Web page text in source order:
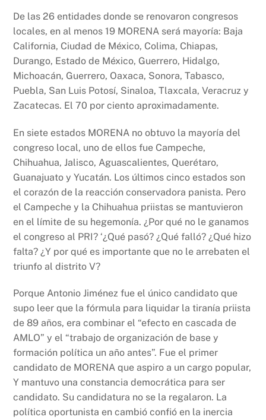
De las 26 entidades donde se renovaron congresos
locales, en al menos 19 MORENA será mayoría: Baja
California, Ciudad de México, Colima, Chiapas,
Durango, Estado de México, Guerrero, Hidalgo,
Michoacán, Guerrero, Oaxaca, Sonora, Tabasco,
Puebla, San Luis Potosí, Sinaloa, Tlaxcala, Veracruz y
Zacatecas. El 70 por ciento aproximadamente.
En siete estados MORENA no obtuvo la mayoría del
congreso local, uno de ellos fue Campeche,
Chihuahua, Jalisco, Aguascalientes, Querétaro,
Guanajuato y Yucatán. Los últimos cinco estados son
el corazón de la reacción conservadora panista. Pero
el Campeche y la Chihuahua priistas se mantuvieron
en el límite de su hegemonía. ¿Por qué no le ganamos
el congreso al PRI? ‘¿Qué pasó? ¿Qué falló? ¿Qué hizo
falta? ¿Y por qué es importante que no le arrebaten el
triunfo al distrito V?
Porque Antonio Jiménez fue el único candidato que
supo leer que la fórmula para liquidar la tiranía priista
de 89 años, era combinar el “efecto en cascada de
AMLO” y el “trabajo de organización de base y
formación política un año antes”. Fue el primer
candidato de MORENA que aspiro a un cargo popular,
Y mantuvo una constancia democrática para ser
candidato. Su candidatura no se la regalaron. La
política oportunista en cambió confió en la inercia